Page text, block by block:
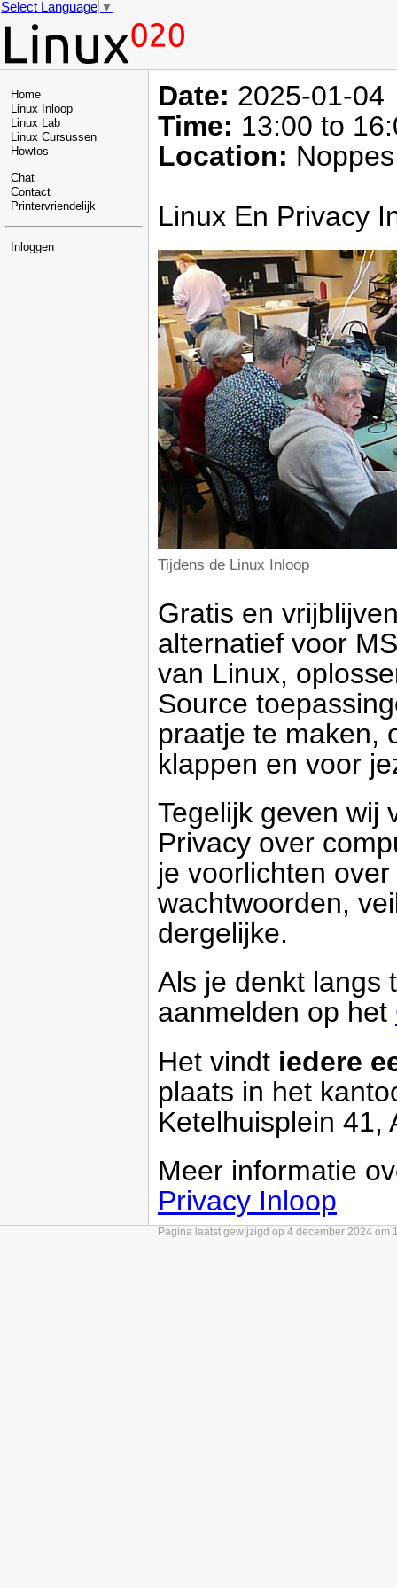
Select Language ▼
Home
Linux Inloop
Linux Lab
Linux Cursussen
Howtos
Chat
Contact
Printervriendelijk
Inloggen
Date: 2025-01-04
Time: 13:00 to
Location:
Linux En Privacy
Tijdens de Linux Inloop
Gratis en
alternatief voor
van Linux,
Source
praatje te maken,
klappen en voor
Tegelijk geven wij
Privacy over
je voorlichten
wachtwoorden,
dergelijke.
Als je denkt langs
aanmelden op het
Het vindt iedere
plaats in het
Ketelhuisplein 41,
Meer informatie
Privacy Inloop
Pagina laatst gewijzigd op 4 december 2024 om